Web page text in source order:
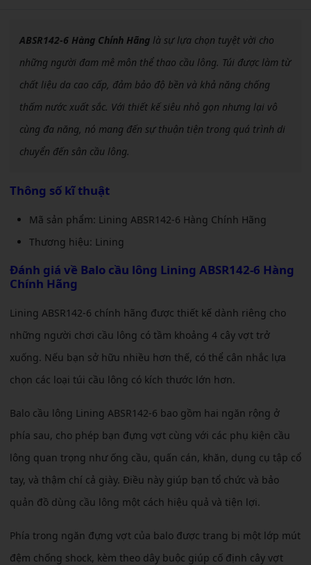
ABSR142-6 Hàng Chính Hãng là sự lựa chọn tuyệt vời cho
những người đam mê môn thể thao cầu lông. Túi được làm từ
chất liệu da cao cấp, đảm bảo độ bền và khả năng chống
thấm nước xuất sắc. Với thiết kế siêu nhỏ gọn nhưng lại vô
cùng đa năng, nó mang đến sự thuận tiện trong quá trình di
chuyển đến sân cầu lông.
Thông số kĩ thuật
Mã sản phẩm: Lining ABSR142-6 Hàng Chính Hãng
Thương hiệu: Lining
Đánh giá về Balo cầu lông Lining ABSR142-6 Hàng
Chính Hãng
Lining ABSR142-6 chính hãng được thiết kế dành riêng cho
những người chơi cầu lông có tầm khoảng 4 cây vợt trở
xuống. Nếu bạn sở hữu nhiều hơn thế, có thể cân nhắc lựa
chọn các loại túi cầu lông có kích thước lớn hơn.
Balo cầu lông Lining ABSR142-6 bao gồm hai ngăn rộng ở
phía sau, cho phép bạn đựng vợt cùng với các phụ kiện cầu
lông quan trọng như ống cầu, quấn cán, khăn, dụng cụ tập cổ
tay, và thậm chí cả giày. Điều này giúp bạn tổ chức và bảo
quản đồ dùng cầu lông một cách hiệu quả và tiện lợi.
Phía trong ngăn đựng vợt của balo được trang bị một lớp mút
đệm chống shock, kèm theo dây buộc giúp cố định cây vợt